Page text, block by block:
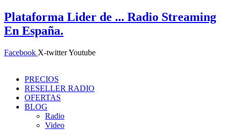
Ir
al
contenido
Plataforma Lider de ... Radio Streaming
En España.
Facebook X-twitterYoutube
PRECIOS
RESELLER RADIO
OFERTAS
BLOG
Radio
Video